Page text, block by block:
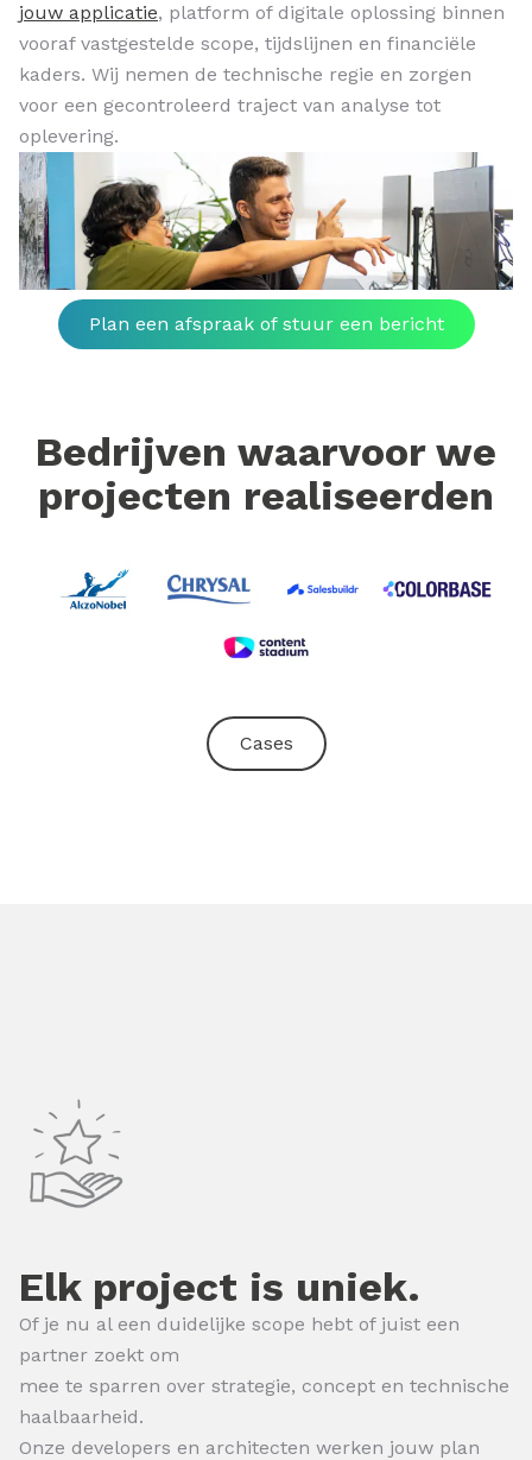
jouw applicatie, platform of digitale oplossing binnen
vooraf vastgestelde scope, tijdslijnen en financiële
kaders. Wij nemen de technische regie en zorgen
voor een gecontroleerd traject van analyse tot
oplevering.
Plan een afspraak of stuur een bericht
Bedrijven waarvoor we
projecten realiseerden
Cases
Elk project is uniek.
Of je nu al een duidelijke scope hebt of juist een
partner zoekt om
mee te sparren over strategie, concept en technische
haalbaarheid.
Onze developers en architecten werken jouw plan